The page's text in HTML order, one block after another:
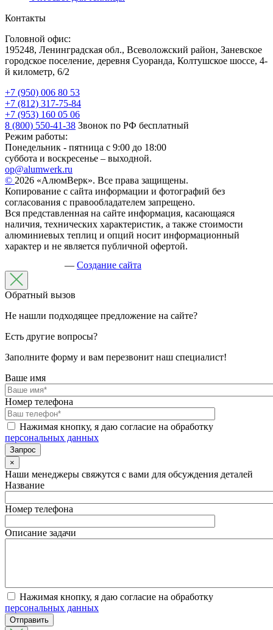
Контакты
Головной офис:
195248, Ленинградская обл., Всеволожский район, Заневское
городское поселение, деревня Суоранда, Колтушское шоссе, 4-
й километр, 6/2
+7 (950) 006 80 53
+7 (812) 317-75-84
+7 (953) 160 05 06
8 (800) 550-41-38 Звонок по РФ бесплатный
Режим работы:
Понедельник - пятница с 9:00 до 18:00
суббота и воскресенье – выходной.
op@alumwerk.ru
© 2026 «АлюмВерк». Все права защищены.
Копирование с сайта информации и фотографий без
согласования с правообладателем запрещено.
Вся представленная на сайте информация, касающаяся
наличия, технических характеристик, а также стоимости
алюминиевых теплиц и опций носит информационный
характер и не является публичной офертой.
— Создание сайта
Обратный вызов
Не нашли подходящее предложение на сайте?
Есть другие вопросы?
Заполните форму и вам перезвонит наш специалист!
Ваше имя
Номер телефона
Нажимая кнопку, я даю согласие на обработку
персональных данных
×
Наши менеджеры свяжутся с вами для обсуждения деталей
Название
Номер телефона
Описание задачи
Нажимая кнопку, я даю согласие на обработку
персональных данных